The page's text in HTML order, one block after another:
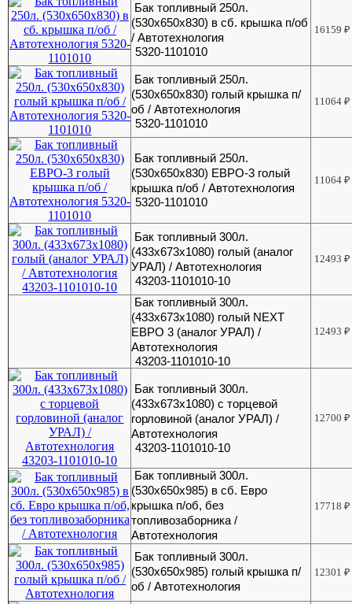
Бак топливный 250л.
(530х650х830) в сб. крышка п/об
/ Автотехнология
5320-1101010
16159₽
Бак топливный 250л.
(530х650х830) голый крышка п/
об / Автотехнология
5320-1101010
11064₽
Бак топливный 250л.
(530х650х830) ЕВРО-3 голый
крышка п/об / Автотехнология
5320-1101010
11064₽
Бак топливный 300л.
(433х673х1080) голый (аналог
УРАЛ) / Автотехнология
43203-1101010-10
12493₽
Бак топливный 300л.
(433х673х1080) голый NEXT
ЕВРО 3 (аналог УРАЛ) /
Автотехнология
43203-1101010-10
12493₽
Бак топливный 300л.
(433х673х1080) с торцевой
горловиной (аналог УРАЛ) /
Автотехнология
43203-1101010-10
12700₽
Бак топливный 300л.
(530х650х985) в сб. Евро
крышка п/об, без
топливозаборника /
Автотехнология
17718₽
Бак топливный 300л.
(530х650х985) голый крышка п/
об / Автотехнология
12301₽